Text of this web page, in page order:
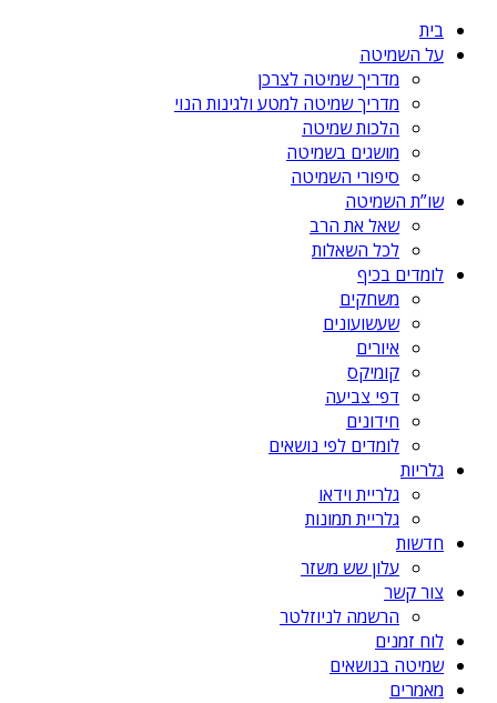
בית
על השמיטה
מדריך שמיטה לצרכן
מדריך שמיטה למטע ולגינות הנוי
הלכות שמיטה
מושגים בשמיטה
סיפורי השמיטה
שו”ת השמיטה
שאל את הרב
לכל השאלות
לומדים בכיף
משחקים
שעשועונים
איורים
קומיקס
דפי צביעה
חידונים
לומדים לפי נושאים
גלריות
גלריית וידאו
גלריית תמונות
חדשות
עלון שש משזר
צור קשר
הרשמה לניוזלטר
לוח זמנים
שמיטה בנושאים
מאמרים